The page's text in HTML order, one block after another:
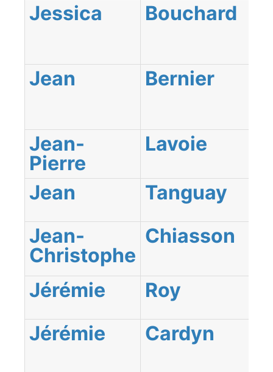
Jessica
Bouchard
Jean Bernier
Jean-
Pierre
Lavoie
Jean
Tanguay
Jean-
Christophe
Chiasson
Jérémie
Roy
Jérémie
Cardyn